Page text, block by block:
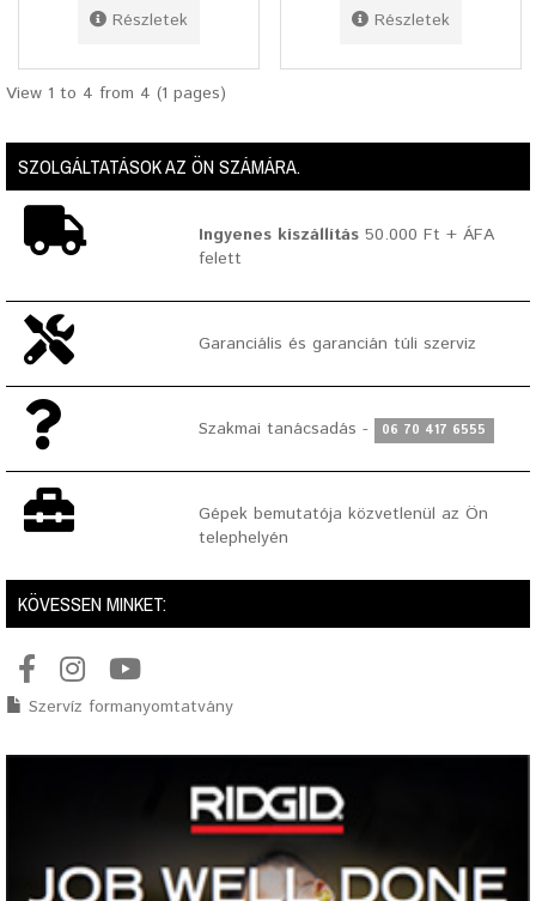
Részletek
Részletek
View 1 to 4 from 4 (1 pages)
SZOLGÁLTATÁSOK AZ ÖN SZÁMÁRA.
Ingyenes kiszállítás50.000 Ft + ÁFA
felett
Garanciális és garancián túli szerviz
Szakmai tanácsadás - 06 70 417 6555
Gépek bemutatója közvetlenül az Ön
telephelyén
KÖVESSEN MINKET:
Szervíz formanyomtatvány